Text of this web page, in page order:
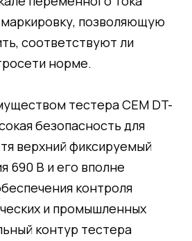
позволяющую
соответствуют ли
норме.
тестера CEM DT-
безопасность для
верхний фиксируемый
690 В и его вполне
контроля
и промышленных
контур тестера